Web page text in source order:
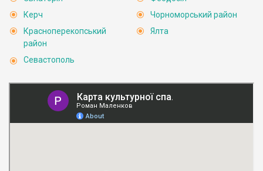
Керч
Красноперекопський
район
Севастополь
Чорноморський район
Ялта